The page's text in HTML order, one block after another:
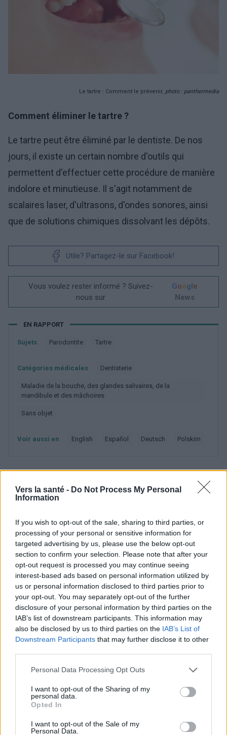
Vers la santé - Do Not Process My Personal
Information
If you wish to opt-out of the sale, sharing to third parties, or
processing of your personal or sensitive information for
targeted advertising by us, please use the below opt-out
section to confirm your selection. Please note that after your
opt-out request is processed you may continue seeing
interest-based ads based on personal information utilized by
us or personal information disclosed to third parties prior to
your opt-out. You may separately opt-out of the further
disclosure of your personal information by third parties on the
IAB’s list of downstream participants. This information may
also be disclosed by us to third parties on the IAB’s List of
Downstream Participants that may further disclose it to other
Please note that this website/app uses one or more Google
not limited to your visit or usage behaviour. You may click to
grant or deny consent to Google and its third-party tags to
use your data for below specified purposes in below Google
consent section.
Personal Data Processing Opt Outs
I want to opt-out of the Sharing of my
personal data.
Opted In
I want to opt-out of the Sale of my
Personal Data.
Le tartre : Comment le prévenir, photo : panthermedia
Comment éliminer le tartre ?
Le tartre peut être éliminé par le dentiste. De nos
jours, il existe un certain nombre d'outils qui
permettent d'effectuer cette procédure de manière
indolore et minutieuse. Il s'agit notamment de
scalaires laser, d'ultrasons, d'ondes sonores, ainsi
que de solutions chimiques dissolvant les dépôts.
Utile? Partagez-le sur Facebook!
Vous voulez rester informé ? Suivez-
nous sur
Google
News
EN RAPPORT
Sujets Parodontite Tartre
Catégories médicales Dentisterie
Maladie de la bouche, des glandes salivaires, de la
mandibule et des mâchoires
Sans objet
Voir aussi en english español deutsch polskim
Les sources
nazebny;3919587.html
https://podyplomie.pl/stomatologia/17303,metody-usuwania-
kamienia-nazebnego
https://dentystaradzi.pl/nfz-stomatolog-dentysta-darmowe-
refundowane/#Usuwanie_kamienia_nazebnego_i_leczenie_krw
awiacych_dziasel_na_NFZ
https://dentonet.pl/czarna-herbata-spowalnia-narastanie-
kamienia-nazebnego/
http://www.nfz-warszawa.pl/dla-pacjenta/co-kazdy-pacjent-
wiedziec-powinien/leczenie-stomatologiczne/
informatifs. L'éditeur et les éditeurs du site ne sont pas
conseils et astuces contenus dans le site, vous devez
absolument consulter votre médecin.
Publicité: